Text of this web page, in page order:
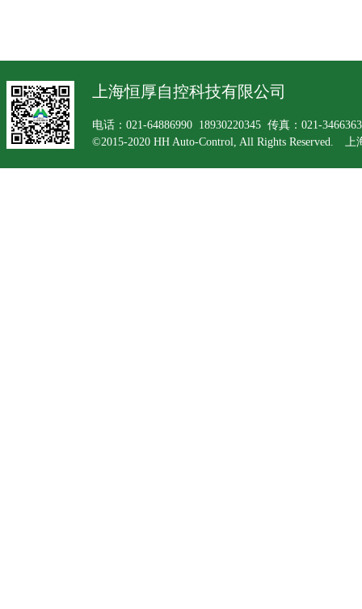
上海恒厚自控科技有限公司
电话：021-64886990 18930220345 传真：021-
©2015-2020 HH Auto-Control, All Rights Reserved.